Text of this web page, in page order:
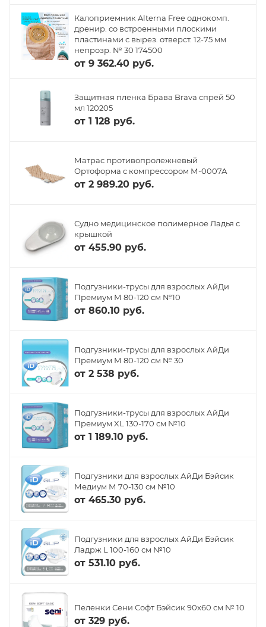
Калоприемник Alterna Free однокомп.
дренир. со встроенными плоскими
пластинами с вырез. отверст. 12-75 мм
непрозр. № 30 174500
от 9 362.40 руб.
Защитная пленка Брава Brava спрей 50
мл 120205
от 1 128 руб.
Матрас противопролежневый
Ортоформа с компрессором М-0007А
от 2 989.20 руб.
Судно медицинское полимерное Ладья с
крышкой
от 455.90 руб.
Подгузники-трусы для взрослых АйДи
Премиум М 80-120 см №10
от 860.10 руб.
Подгузники-трусы для взрослых АйДи
Премиум М 80-120 см № 30
от 2 538 руб.
Подгузники-трусы для взрослых АйДи
Премиум XL 130-170 см №10
от 1 189.10 руб.
Подгузники для взрослых АйДи Бэйсик
Медиум М 70-130 см №10
от 465.30 руб.
Подгузники для взрослых АйДи Бэйсик
Ладрж L 100-160 см №10
от 531.10 руб.
Пеленки Сени Софт Бэйсик 90x60 см № 10
от 329 руб.